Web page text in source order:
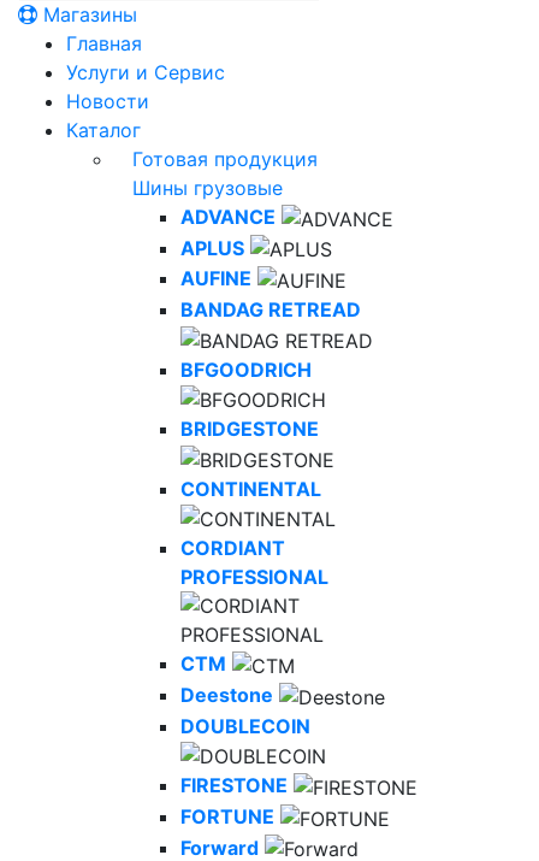
Магазины
Главная
Услуги и Сервис
Новости
Каталог
Готовая продукция
Шины грузовые
ADVANCE
APLUS
AUFINE
BANDAG RETREAD
BFGOODRICH
BRIDGESTONE
CONTINENTAL
CORDIANT
PROFESSIONAL
CTM
Deestone
DOUBLECOIN
FIRESTONE
FORTUNE
Forward